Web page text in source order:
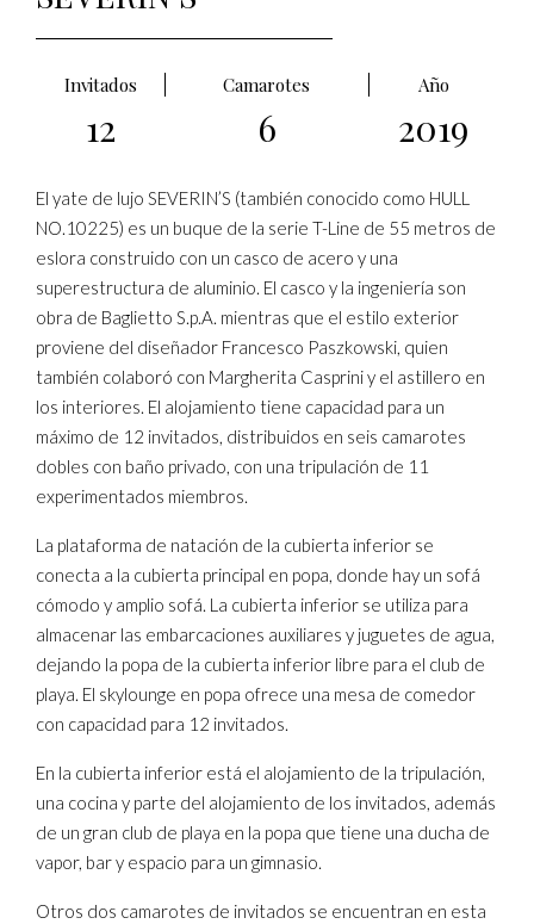
Invitados Camarotes Año
12 6 2019
El yate de lujo SEVERIN’S (también conocido como HULL
NO.10225) es un buque de la serie T-Line de 55 metros de
eslora construido con un casco de acero y una
superestructura de aluminio. El casco y la ingeniería son
obra de Baglietto S.p.A. mientras que el estilo exterior
proviene del diseñador Francesco Paszkowski, quien
también colaboró con Margherita Casprini y el astillero en
los interiores. El alojamiento tiene capacidad para un
máximo de 12 invitados, distribuidos en seis camarotes
dobles con baño privado, con una tripulación de 11
experimentados miembros.
La plataforma de natación de la cubierta inferior se
conecta a la cubierta principal en popa, donde hay un sofá
cómodo y amplio sofá. La cubierta inferior se utiliza para
almacenar las embarcaciones auxiliares y juguetes de agua,
dejando la popa de la cubierta inferior libre para el club de
playa. El skylounge en popa ofrece una mesa de comedor
con capacidad para 12 invitados.
En la cubierta inferior está el alojamiento de la tripulación,
una cocina y parte del alojamiento de los invitados, además
de un gran club de playa en la popa que tiene una ducha de
vapor, bar y espacio para un gimnasio.
Otros dos camarotes de invitados se encuentran en esta